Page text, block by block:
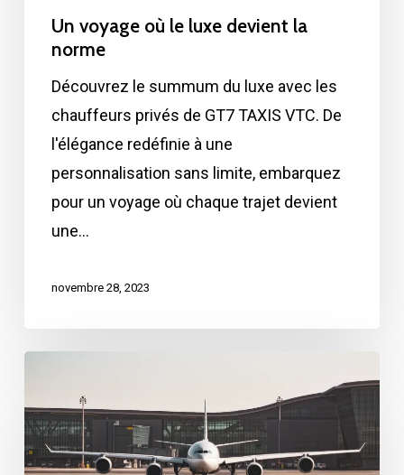
Un voyage où le luxe devient la
norme
Découvrez le summum du luxe avec les
chauffeurs privés de GT7 TAXIS VTC. De
l'élégance redéfinie à une
personnalisation sans limite, embarquez
pour un voyage où chaque trajet devient
une…
novembre 28, 2023
aéroport
sans
souci